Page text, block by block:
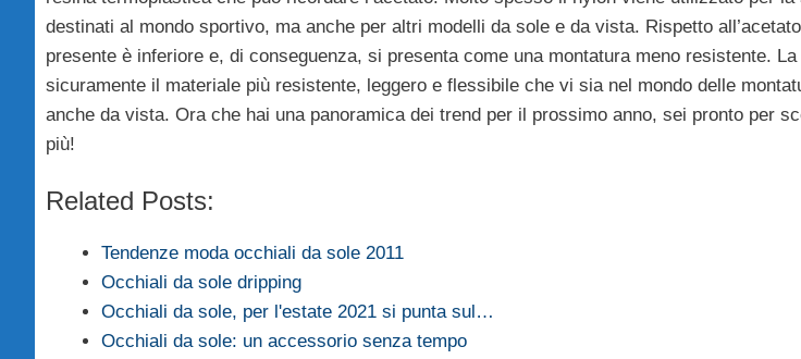
destinati al mondo sportivo, ma anche per altri modelli da sole e da vista. Rispetto
presente è inferiore e, di conseguenza, si presenta come una montatura meno resistente. La
sicuramente il materiale più resistente, leggero e flessibile che vi sia nel mondo delle
anche da vista. Ora che hai una panoramica dei trend per il prossimo anno, sei pronto per
più!
Related Posts:
Tendenze moda occhiali da sole 2011
Occhiali da sole dripping
Occhiali da sole, per l'estate 2021 si punta sul…
Occhiali da sole: un accessorio senza tempo